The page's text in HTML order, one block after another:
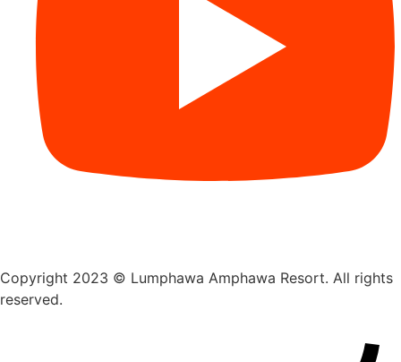
Copyright 2023 © Lumphawa Amphawa Resort. All rights
reserved.